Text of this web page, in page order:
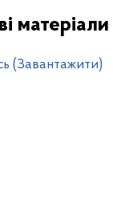
матеріали
(Завантажити)